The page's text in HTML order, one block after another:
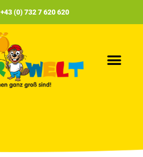
+43 (0) 732 7 620 620